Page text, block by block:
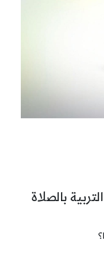
بالصلاة